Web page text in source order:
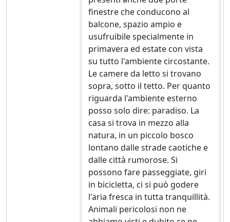
finestre che conducono al
balcone, spazio ampio e
usufruibile specialmente in
primavera ed estate con vista
su tutto l'ambiente circostante.
Le camere da letto si trovano
sopra, sotto il tetto. Per quanto
riguarda l'ambiente esterno
posso solo dire: paradiso. La
casa si trova in mezzo alla
natura, in un piccolo bosco
lontano dalle strade caotiche e
dalle città rumorose. Si
possono fare passeggiate, giri
in bicicletta, ci si può godere
l'aria fresca in tutta tranquillità.
Animali pericolosi non ne